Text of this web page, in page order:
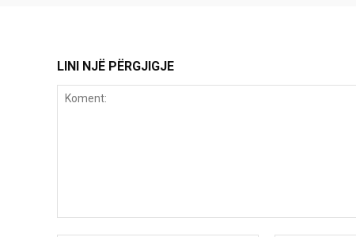
LINI NJË PËRGJIGJE